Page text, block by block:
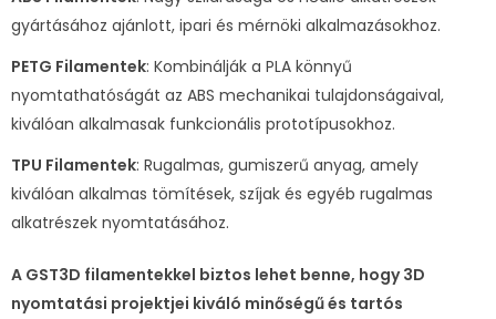
gyártásához ajánlott, ipari és mérnöki alkalmazásokhoz.
PETG Filamentek: Kombinálják a PLA könnyű
nyomtathatóságát az ABS mechanikai tulajdonságaival,
kiválóan alkalmasak funkcionális prototípusokhoz.
TPU Filamentek: Rugalmas, gumiszerű anyag, amely
kiválóan alkalmas tömítések, szíjak és egyéb rugalmas
alkatrészek nyomtatásához.
A GST3D filamentekkel biztos lehet benne, hogy 3D
nyomtatási projektjei kiváló minőségű és tartós